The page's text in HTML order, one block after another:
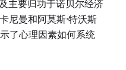
主要归功于诺贝尔经济
尼曼和阿莫斯·特沃斯
了心理因素如何系统